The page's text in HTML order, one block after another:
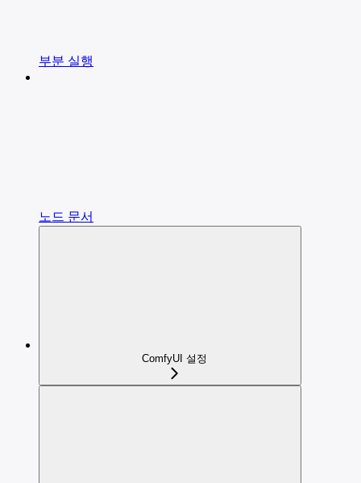
부분 실행
노드 문서
ComfyUI 설정